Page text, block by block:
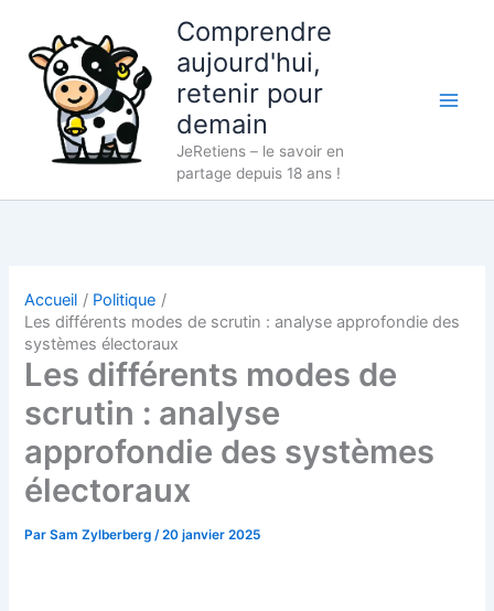
contenu
Comprendre
aujourd'hui,
retenir pour
demain
JeRetiens – le savoir en
partage depuis 18 ans !
Accueil
Politique
Les différents modes de scrutin : analyse approfondie des
systèmes électoraux
Les différents modes de
scrutin : analyse
approfondie des systèmes
électoraux
ParSam Zylberberg/20 janvier 2025